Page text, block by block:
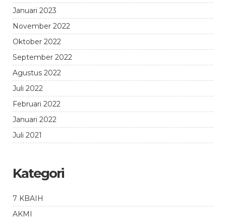
Januari 2023
November 2022
Oktober 2022
September 2022
Agustus 2022
Juli 2022
Februari 2022
Januari 2022
Juli 2021
Kategori
7 KBAIH
AKMI